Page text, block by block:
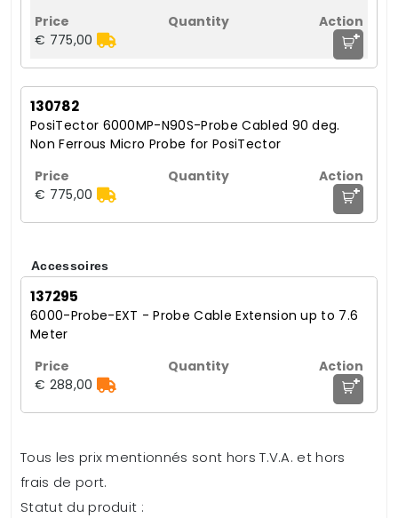
€ 775,00 +
130782
PosiTector 6000MP-N90S-Probe Cabled 90 deg.
Non Ferrous Micro Probe for PosiTector
€ 775,00 +
Accessoires
137295
6000-Probe-EXT - Probe Cable Extension up to 7.6
Meter
€ 288,00 +
Tous les prix mentionnés sont hors T.V.A. et hors
frais de port.
Statut du produit :